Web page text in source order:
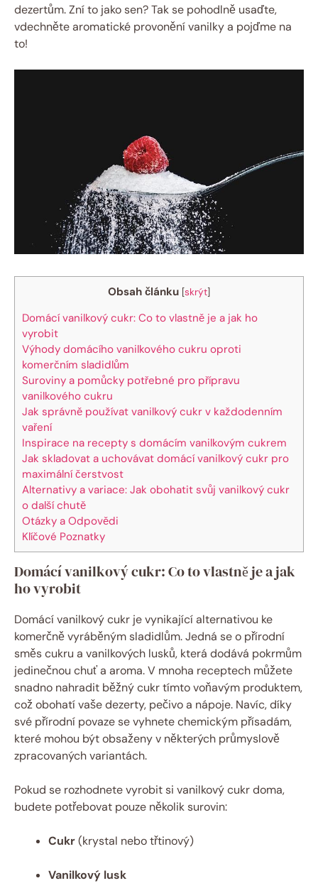
dezertům. Zní to jako sen? Tak se pohodlně usaďte,
vdechněte aromatické provonění vanilky a pojďme na
to!
Obsah článku [skrýt]
Domácí vanilkový cukr: Co to vlastně je a jak ho
vyrobit
Výhody domácího vanilkového cukru oproti
komerčním sladidlům
Suroviny a pomůcky potřebné pro přípravu
vanilkového cukru
Jak správně používat vanilkový cukr v každodenním
vaření
Inspirace na recepty s domácím vanilkovým cukrem
Jak skladovat a uchovávat domácí vanilkový cukr pro
maximální čerstvost
Alternativy a variace: Jak obohatit svůj vanilkový cukr
o další chutě
Otázky a Odpovědi
Klíčové Poznatky
Domácí vanilkový cukr: Co to vlastně je a jak
ho vyrobit
Domácí vanilkový cukr je vynikající alternativou ke
komerčně vyráběným sladidlům. Jedná se o přírodní
směs cukru a vanilkových lusků, která dodává pokrmům
jedinečnou chuť a aroma. V mnoha receptech můžete
snadno nahradit běžný cukr tímto voňavým produktem,
což obohatí vaše dezerty, pečivo a nápoje. Navíc, díky
své přírodní povaze se vyhnete chemickým přísadám,
které mohou být obsaženy v některých průmyslově
zpracovaných variantách.
Pokud se rozhodnete vyrobit si vanilkový cukr doma,
budete potřebovat pouze několik surovin:
Cukr(krystal nebo třtinový)
Vanilkový lusk